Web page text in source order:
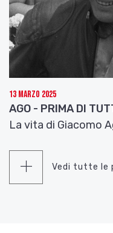
13 Marzo 2025
AGO - PRIMA DI
La vita di Giacomo
Vedi tutte le